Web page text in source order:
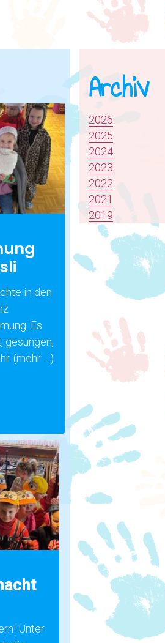
in den
Es
gesungen,
(mehr …)
Unter
Archiv
2026
2025
2024
2023
2022
2021
2019